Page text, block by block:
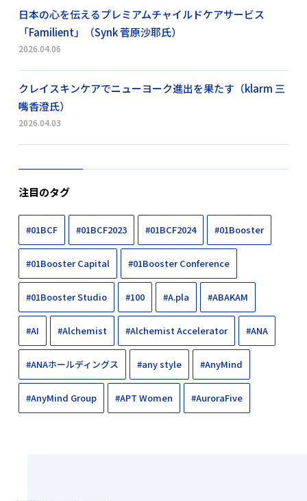
日本の心を伝えるプレミアムチャイルドケアサービス
「Familient」（Synk 菅原沙耶氏）
2026.04.06
クレイスキンケアでニューヨーク進出を果たす（klarm 三
嘴香澄氏）
2026.04.03
注目のタグ
#01BCF #01BCF2023 #01BCF2024 #01Booster
#01Booster Capital #01Booster Conference
#01Booster Studio #100 #A.pla #ABAKAM
#AI #Alchemist #Alchemist Accelerator #ANA
#ANAホールディングス #any style #AnyMind
#AnyMind Group #APT Women #AuroraFive